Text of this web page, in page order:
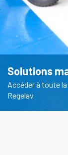
Solutions
Accéder à toute
Regelav